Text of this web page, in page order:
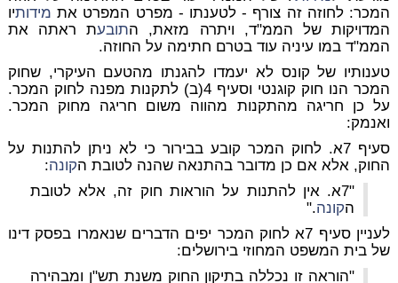
המכר: לחוזה זה צורף - לטענתו - מפרט המפרט את מידותיו
המדויקות של הממ"ד, ויתרה מזאת, התובעת ראתה את
הממ"ד במו עיניה עוד בטרם חתימה על החוזה.
טענותיו של קונס לא יעמדו להגנתו מהטעם העיקרי, שחוק
המכר הנו חוק קוגנטי וסעיף 4(ב) לתקנות מפנה לחוק המכר.
על כן חריגה מהתקנות מהווה משום חריגה מחוק המכר.
ואנמק:
סעיף 7א. לחוק המכר קובע בבירור כי לא ניתן להתנות על
החוק, אלא אם כן מדובר בהתנאה שהנה לטובת הקונה:
"7א. אין להתנות על הוראות חוק זה, אלא לטובת
הקונה."
לעניין סעיף 7א לחוק המכר יפים הדברים שנאמרו בפסק דינו
של בית המשפט המחוזי בירושלים:
"הוראה זו נכללה בתיקון החוק משנת תש"ן ומבהירה